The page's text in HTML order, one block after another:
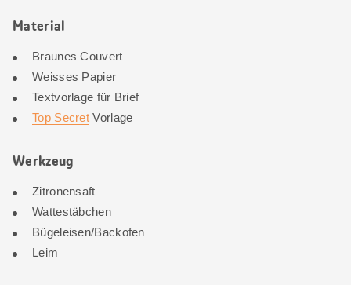
Material
Braunes Couvert
Weisses Papier
Textvorlage für Brief
Top Secret Vorlage
Werkzeug
Zitronensaft
Wattestäbchen
Bügeleisen/Backofen
Leim